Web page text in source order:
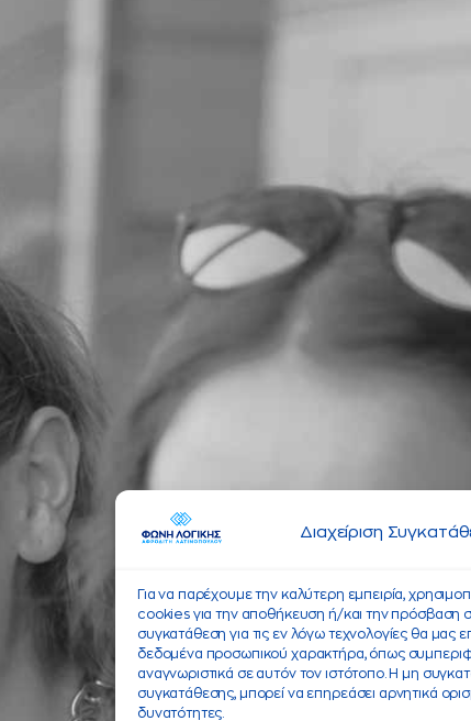
Διαχείριση
Για να παρέχουμε την καλύτερη εμπειρία,
cookies για την αποθήκευση ή/και την πρόσβαση
συγκατάθεση για τις εν λόγω τεχνολογίες θα μας
δεδομένα προσωπικού χαρακτήρα, όπως
αναγνωριστικά σε αυτόν τον ιστότοπο. Η μη
συγκατάθεσης, μπορεί να επηρεάσει αρνητικά
δυνατότητες.